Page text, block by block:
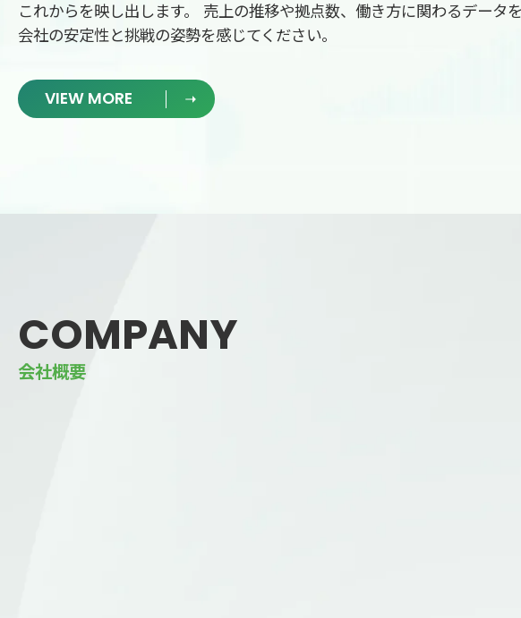
これからを映し出します。 売上の推移や拠点数、働き方に関わるデータを
会社の安定性と挑戦の姿勢を感じてください。
VIEW MORE
COMPANY
会社概要